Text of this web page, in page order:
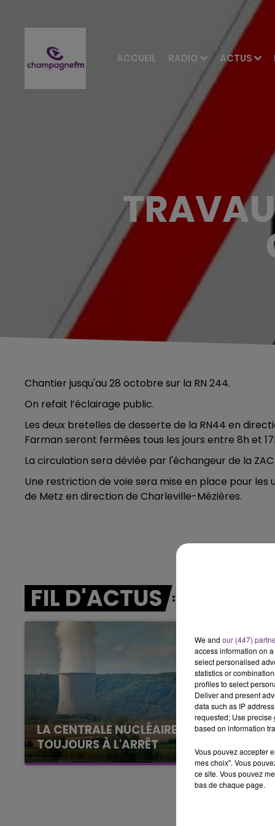
ACCUEIL RADIO ACTUS
LE WEEK-END CHAMPAGNE FM
Chantier jusqu'au 28 octobre sur la RN 244.
On refait l’éclairage public.
Les deux bretelles de desserte de la RN44 en
Farman seront fermées tous les jours entre 8h et
La circulation sera déviée par l'échangeur de la
Une restriction de voie sera mise en place pour
de Metz en direction de Charleville-Mézières.
FIL D'ACTUS
LA CENTRALE NUCLÉAIRE DE CHOOZ
TOUJOURS À L'ARRÊT
Cela fait déjà une semaine que la centrale
nucléaire ardennaise est à l'arrêt. Une situation
justifiée par la sécheresse intense qui est
We and our (447)
access information on
select personalised
statistics or
profiles to select
Deliver and present
data such as IP
requested; Use precise
based on information
Vous pouvez accepter
mes choix". Vous
ce site. Vous pouvez
bas de chaque page.